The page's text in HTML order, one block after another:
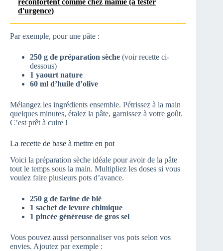
réconfortent comme chez mamie (à tester
d'urgence)
Par exemple, pour une pâte :
250 g de préparation sèche (voir recette ci-
dessous)
1 yaourt nature
60 ml d’huile d’olive
Mélangez les ingrédients ensemble. Pétrissez à la main
quelques minutes, étalez la pâte, garnissez à votre goût.
C’est prêt à cuire !
La recette de base à mettre en pot
Voici la préparation sèche idéale pour avoir de la pâte
tout le temps sous la main. Multipliez les doses si vous
voulez faire plusieurs pots d’avance.
250 g de farine de blé
1 sachet de levure chimique
1 pincée généreuse de gros sel
Vous pouvez aussi personnaliser vos pots selon vos
envies. Ajoutez par exemple :